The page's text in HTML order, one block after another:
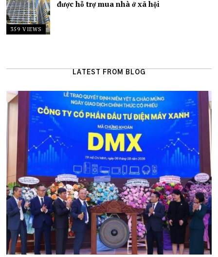
359 VIEWS
được hỗ trợ mua nhà ở xã hội
LATEST FROM BLOG